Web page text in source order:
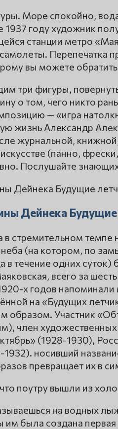
Море спокойно,
году художник
станции метро
Перепечатка
вы можете
три фигуры,
о том, чего никто
— «игра
жизнь Александр
журнальной,
(панно,
Послушайте
Дейнека
в стремительном
неба (на котором, по
в течение одних
всего за
х годов напоминали
на «Будущих
образом. Участник
член
(1928-1930),
носивший
превращает их в
поутру вышли из
на водных
им была создана